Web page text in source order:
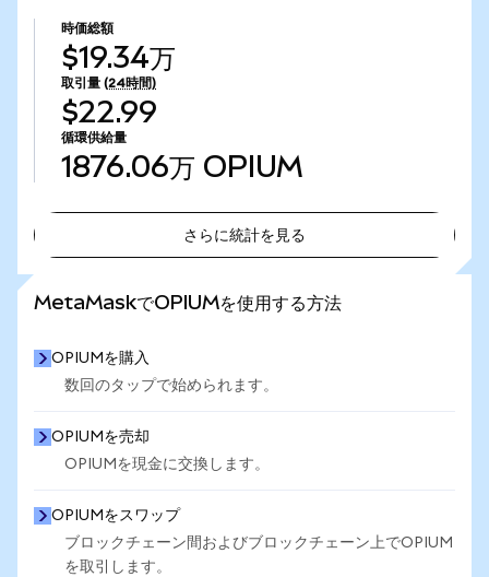
時価総額
$19.34万
取引量 (24時間)
$22.99
循環供給量
1876.06万 OPIUM
さらに統計を見る
MetaMaskでOPIUMを使用する方法
OPIUMを購入
数回のタップで始められます。
OPIUMを売却
OPIUMを現金に交換します。
OPIUMをスワップ
ブロックチェーン間およびブロックチェーン上でOPIUM
を取引します。